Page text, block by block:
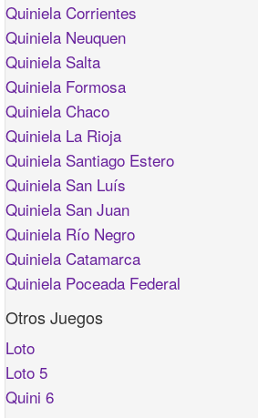
Quiniela Corrientes
Quiniela Neuquen
Quiniela Salta
Quiniela Formosa
Quiniela Chaco
Quiniela La Rioja
Quiniela Santiago Estero
Quiniela San Luís
Quiniela San Juan
Quiniela Río Negro
Quiniela Catamarca
Quiniela Poceada Federal
Otros Juegos
Loto
Loto 5
Quini 6